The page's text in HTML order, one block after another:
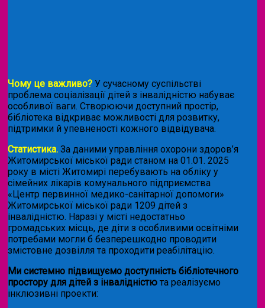
Чому це важливо? У сучасному суспільстві
проблема соціалізації дітей з інвалідністю набуває
особливої ваги. Створюючи доступний простір,
бібліотека відкриває можливості для розвитку,
підтримки й упевненості кожного відвідувача.
Статистика. За даними управління охорони здоров’я
Житомирської міської ради станом на 01.01. 2025
року в місті Житомирі перебувають на обліку у
сімейних лікарів комунального підприємства
«Центр первинної медико-санітарної допомоги»
Житомирської міської ради 1209 дітей з
інвалідністю. Наразі у місті недостатньо
громадських місць, де діти з особливими освітніми
потребами могли б безперешкодно проводити
змістовне дозвілля та проходити реабілітацію.
Ми системно підвищуємо доступність бібліотечного
простору для дітей з інвалідністю та реалізуємо
інклюзивні проекти: